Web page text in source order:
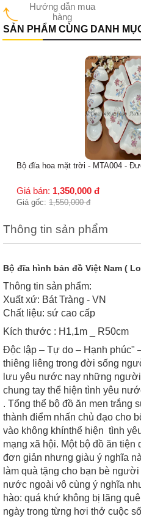
Hướng dẫn mua
hàng
SẢN PHẨM CÙNG DANH
Bộ đĩa hoa mặt trời - MTA003 -
1,350,000 đ
đ
Thông tin sản phẩm
Bộ đĩa hình bản đồ Việt Nam (
Thông tin sản phẩm:
Xuất xứ: Bát Tràng - VN
Chất liệu: sứ cao cấp
Kích thước : H1,1m _ R50cm
Độc lập – Tự do – Hạnh phúc"
thiêng liêng trong đời sống
lưu yêu nước nay những
chung tay thể hiện tình yêu
. Tổng thể bộ đồ ăn men trắng
thành điểm nhấn chủ đạo cho
vào không khínthể hiện tình
mạng xã hội. Một bộ đồ ăn
đơn giản nhưng giàu ý nghĩa
làm quà tặng cho bạn bè
nước ngoài vô cùng ý nghĩa
hào: quá khứ không bị lãng
ngày trong từng hơi thở cuộc